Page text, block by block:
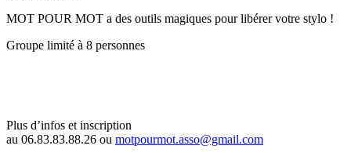
MOT POUR MOT a des outils magiques pour libérer votre stylo !
Groupe limité à 8 personnes
Plus d’infos et inscription
au 06.83.83.88.26 ou motpourmot.asso@gmail.com